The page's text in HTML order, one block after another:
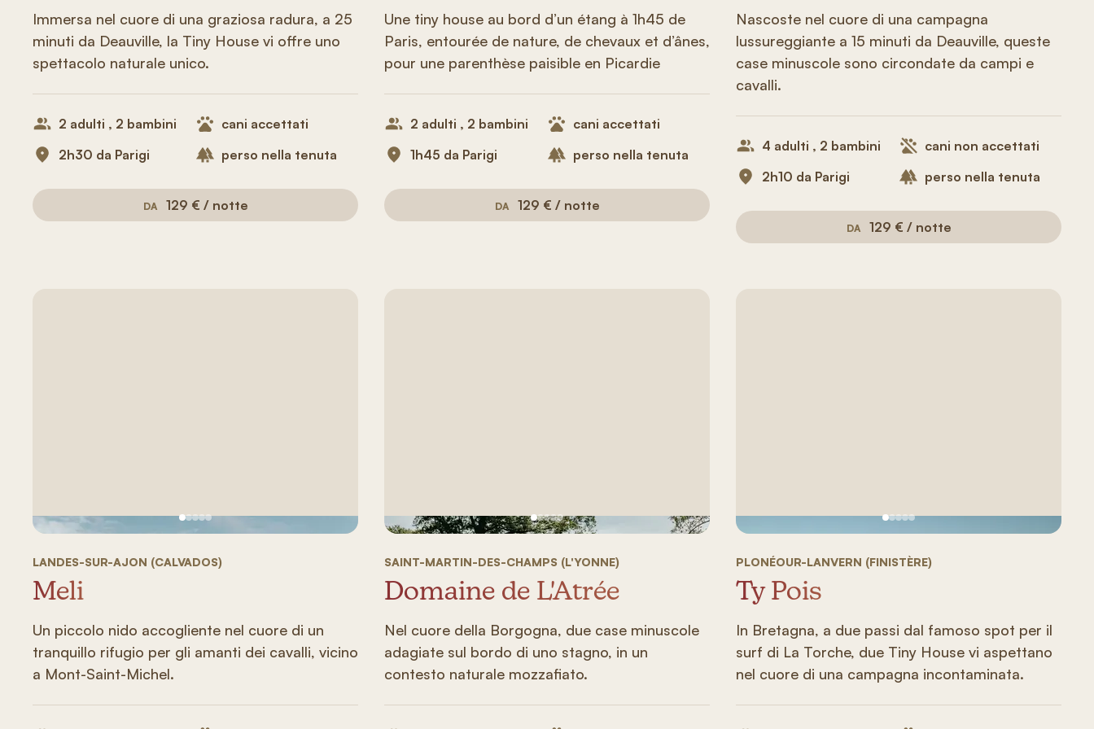
Immersa nel cuore di una graziosa radura, a 25
minuti da Deauville, la Tiny House vi offre uno
spettacolo naturale unico.
2 adulti , 2 bambini
2h30 da Parigi
cani accettati
perso nella tenuta
DA 129 € / notte
Une tiny house au bord d’un étang à 1h45 de
Paris, entourée de nature, de chevaux et d’ânes,
pour une parenthèse paisible en Picardie
2 adulti , 2 bambini
1h45 da Parigi
cani accettati
perso nella tenuta
DA 129 € / notte
Nascoste nel cuore di una campagna
lussureggiante a 15 minuti da Deauville, queste
case minuscole sono circondate da campi e
cavalli.
4 adulti , 2 bambini
2h10 da Parigi
cani non accettati
perso nella tenuta
DA 129 € / notte
LANDES-SUR-AJON (CALVADOS)
Meli
Un piccolo nido accogliente nel cuore di un
tranquillo rifugio per gli amanti dei cavalli, vicino
a Mont-Saint-Michel.
Vedi immagine 1
Vedi immagine 2
Vedi immagine 3
Vedi immagine 4
Vedi immagine 5
SAINT-MARTIN-DES-CHAMPS (L'YONNE)
Domaine de L'Atrée
Nel cuore della Borgogna, due case minuscole
adagiate sul bordo di uno stagno, in un
contesto naturale mozzafiato.
PLONÉOUR-LANVERN (FINISTÈRE)
Ty Pois
In Bretagna, a due passi dal famoso spot per il
surf di La Torche, due Tiny House vi aspettano
nel cuore di una campagna incontaminata.